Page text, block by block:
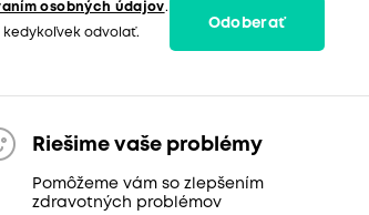
osobných údajov.
kedykoľvek odvolať.
Odoberať
Riešime vaše problémy
Pomôžeme vám so zlepšením
zdravotných problémov